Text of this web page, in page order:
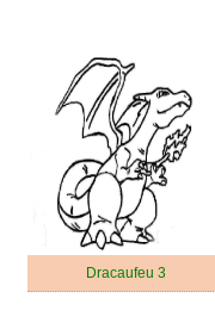
Dracaufeu 3